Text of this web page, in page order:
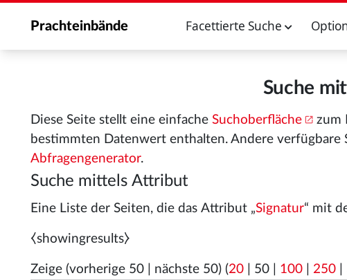
Prachteinbände Facettierte Suche
Suche
Diese Seite stellt eine einfache Suchoberfläche
zum
bestimmten Datenwert enthalten. Andere verfügbare
Abfragengenerator.
Suche mittels Attribut
Eine Liste der Seiten, die das Attribut „Signatur“ mit
⧼showingresults⧽
Zeige (vorherige 50 nächste 50) (20 50 100 250